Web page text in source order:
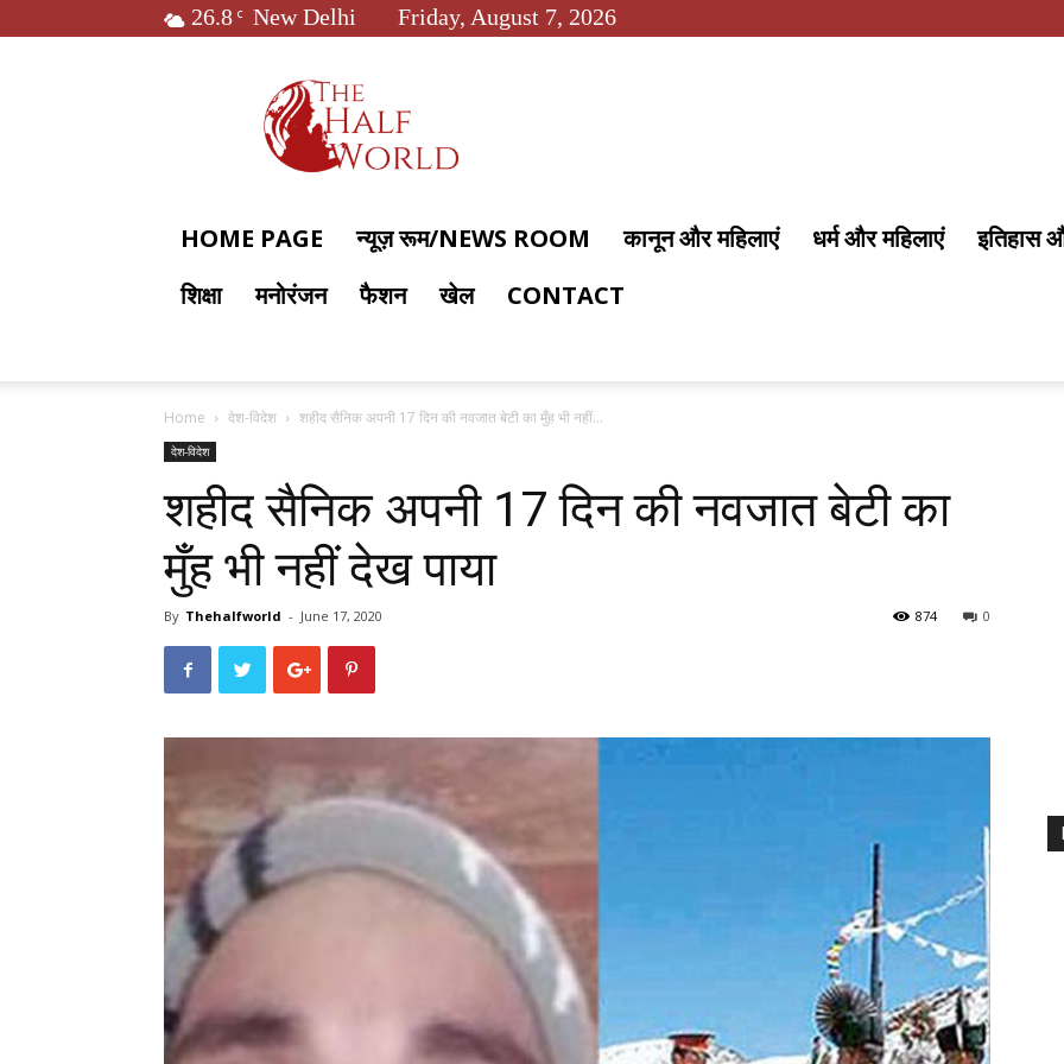
26.8 C New Delhi Friday, August 7, 2026
World
HOME PAGE न्यूज़ रूम/NEWS ROOM कानून और महिलाएं धर्म और महिलाएं इतिहास
शिक्षा
मनोरंजन फैशन खेल CONTACT
Home देश-विदेश शहीद सैनिक अपनी 17 दिन की नवजात बेटी का मुँह भी नहीं...
देश-विदेश
शहीद सैनिक अपनी 17 दिन की नवजात बेटी का
मुँह भी नहीं देख पाया
By Thehalfworld - June 17, 2020 0
874